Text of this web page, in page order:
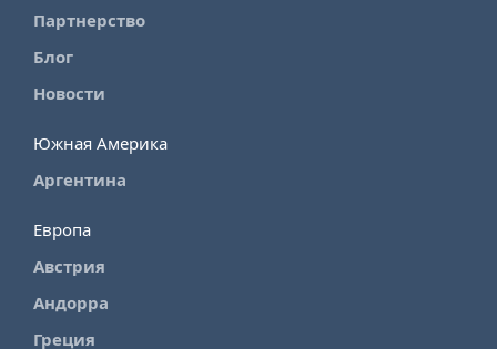
Партнерство
Блог
Новости
Южная Америка
Аргентина
Европа
Австрия
Андорра
Греция